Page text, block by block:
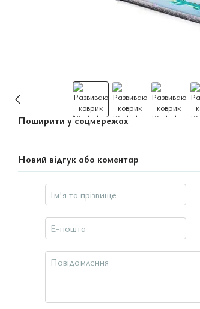
Поширити у соцмережах
Новий відгук або коментар